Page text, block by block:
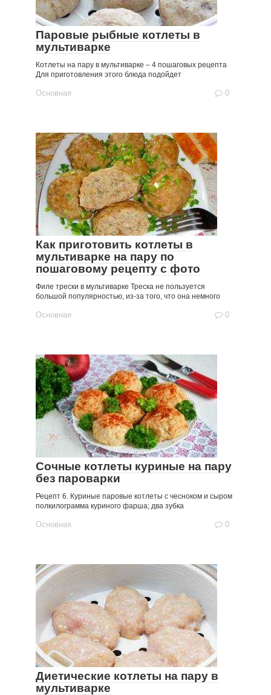
Паровые рыбные котлеты в
мультиварке
Котлеты на пару в мультиварке – 4 пошаговых рецепта
Для приготовления этого блюда подойдет
Основная 0
Как приготовить котлеты в
мультиварке на пару по
пошаговому рецепту с фото
Филе трески в мультиварке Треска не пользуется
большой популярностью, из-за того, что она немного
Основная 0
Сочные котлеты куриные на пару
без пароварки
Рецепт 6. Куриные паровые котлеты с чесноком и сыром
полкилограмма куриного фарша; два зубка
Основная 0
Диетические котлеты на пару в
мультиварке